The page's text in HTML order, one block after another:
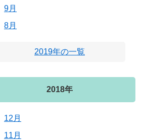
9月
8月
2019年の一覧
2018年
12月
11月